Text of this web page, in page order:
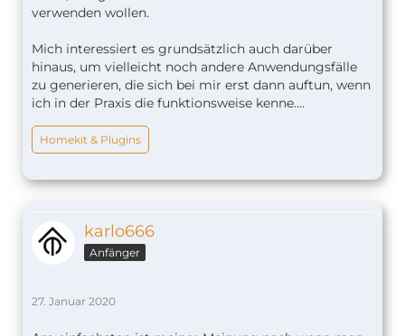
verwenden wollen.
Mich interessiert es grundsätzlich auch darüber
hinaus, um vielleicht noch andere Anwendungsfälle
zu generieren, die sich bei mir erst dann auftun, wenn
ich in der Praxis die funktionsweise kenne....
Homekit & Plugins
karlo666
Anfänger
27. Januar 2020